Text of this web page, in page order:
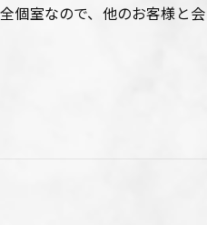
個室なので、他のお客様と